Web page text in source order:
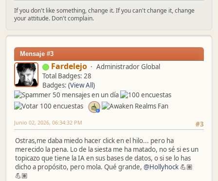
If you don't like something, change it. If you can't change it, change
your attitude. Don't complain.
Mensaje #3
Fardelejo
Administrador Global
Total Badges: 28
Badges: (View All)
#3
Junio 02, 2026, 06:34:32 PM
Ostras,me daba miedo hacer click en el hilo... pero ha
merecido la pena. Lo de la siesta me ha matado, no sé si es un
topicazo que tiene la IA en sus bases de datos, o si se lo has
dicho a propósito, pero mola. Qué grande, @Hollyhock💪🏽
💪🏽